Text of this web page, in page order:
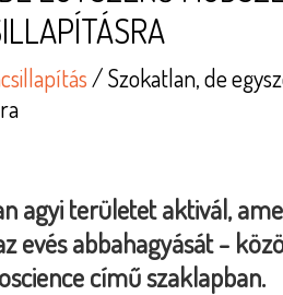
/ Szokatlan, de
agyi területet aktivál,
evés abbahagyását -
című szaklapban.